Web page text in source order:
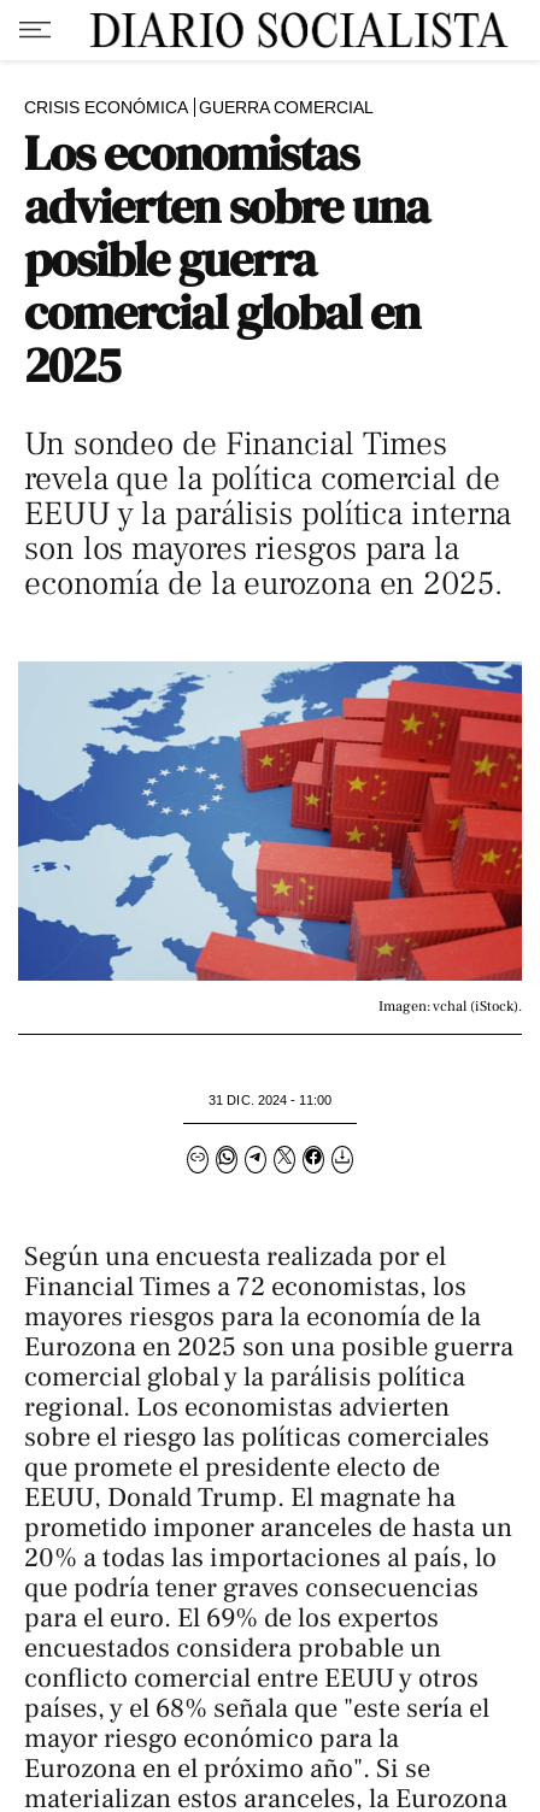
CRISIS ECONÓMICA GUERRA COMERCIAL
Los economistas
advierten sobre una
posible guerra
comercial global en
2025
Un sondeo de Financial Times
revela que la política comercial de
EEUU y la parálisis política interna
son los mayores riesgos para la
economía de la eurozona en 2025.
Imagen: vchal (iStock).
31 DIC. 2024 - 11:00
Según una encuesta realizada por el
Financial Times a 72 economistas, los
mayores riesgos para la economía de la
Eurozona en 2025 son una posible guerra
comercial global y la parálisis política
regional. Los economistas advierten
sobre el riesgo las políticas comerciales
que promete el presidente electo de
EEUU, Donald Trump. El magnate ha
prometido imponer aranceles de hasta un
20% a todas las importaciones al país, lo
que podría tener graves consecuencias
para el euro. El 69% de los expertos
encuestados considera probable un
conflicto comercial entre EEUU y otros
países, y el 68% señala que "este sería el
mayor riesgo económico para la
Eurozona en el próximo año". Si se
materializan estos aranceles, la Eurozona